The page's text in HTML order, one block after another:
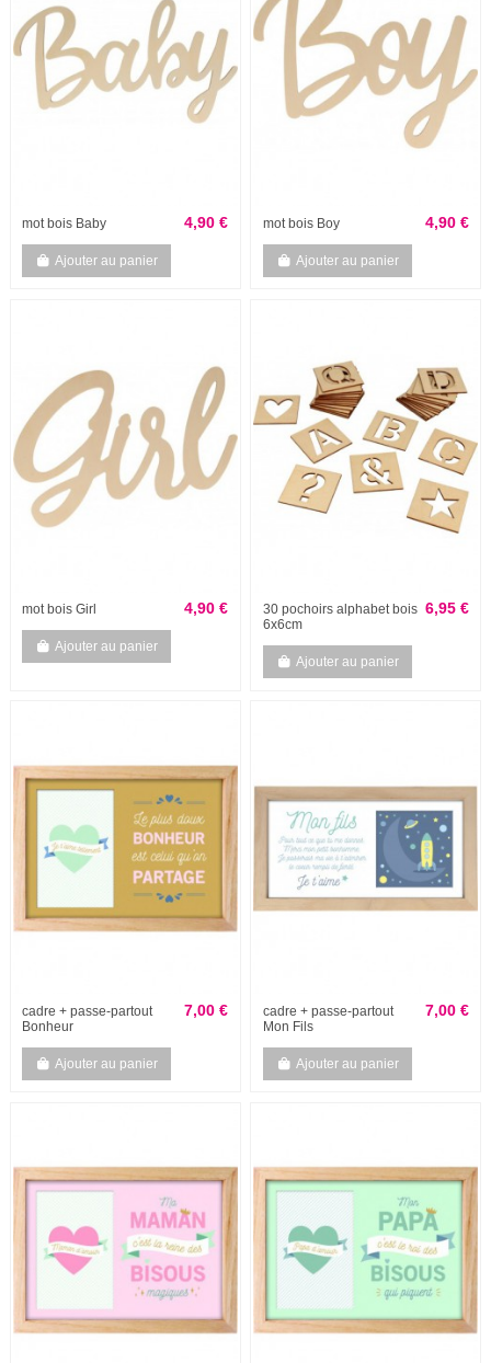
mot bois Baby 4,90 €
Ajouter au panier
mot bois Boy 4,90 €
Ajouter au panier
mot bois Girl 4,90 €
Ajouter au panier
30 pochoirs alphabet bois
6x6cm
6,95 €
Ajouter au panier
cadre + passe-partout
Bonheur
7,00 €
Ajouter au panier
cadre + passe-partout
Mon Fils
7,00 €
Ajouter au panier